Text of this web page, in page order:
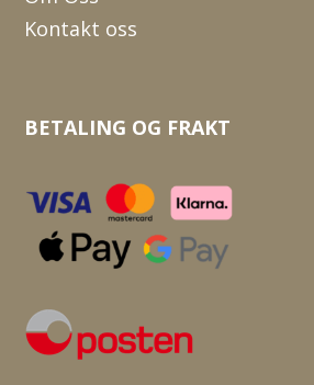
Kontakt oss
BETALING OG FRAKT